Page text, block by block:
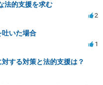
法的支援を求む
2
吐いた場合
1
する対策と法的支援は？